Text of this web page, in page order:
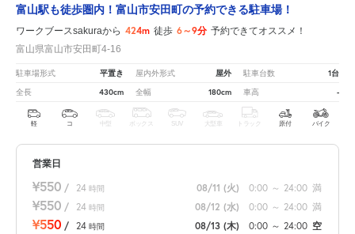
富山駅も徒歩圏内！富山市安田町の予約できる駐車場！
ワークブースsakuraから 424m 徒歩 6～9分 予約できてオススメ！
富山県富山市安田町4-16
駐車場形式 平置き 屋内外形式 屋外 駐車台数 1台
全長 430cm 全幅 180cm 車高 -
軽 コ 中型 ボックス SUV 大型車 トラック 原付 バイク
営業日
¥550 / 24 時間 08/11 (火) 0:00 ～ 24:00 満
¥550 / 24 時間 08/12 (水) 0:00 ～ 24:00 満
¥550 / 24 時間 08/13 (木) 0:00 ～ 24:00 空